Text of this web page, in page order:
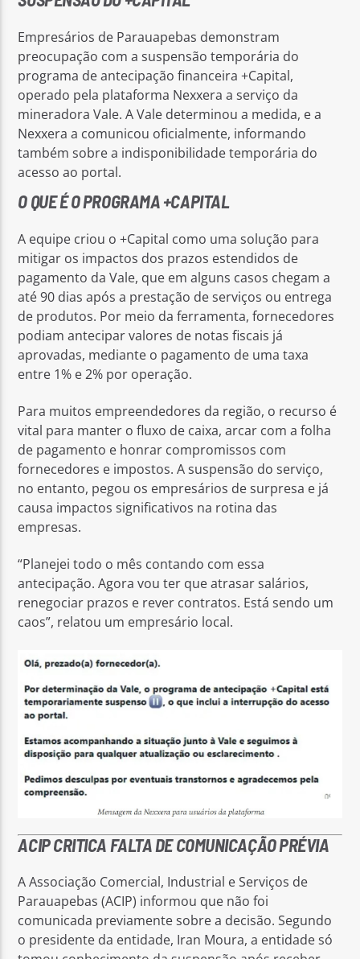
Empresários de Parauapebas demonstram
preocupação com a suspensão temporária do
programa de antecipação financeira +Capital,
operado pela plataforma Nexxera a serviço da
mineradora Vale. A Vale determinou a medida, e a
Nexxera a comunicou oficialmente, informando
também sobre a indisponibilidade temporária do
acesso ao portal.
O QUE É O PROGRAMA +CAPITAL
A equipe criou o +Capital como uma solução para
mitigar os impactos dos prazos estendidos de
pagamento da Vale, que em alguns casos chegam a
até 90 dias após a prestação de serviços ou entrega
de produtos. Por meio da ferramenta, fornecedores
podiam antecipar valores de notas fiscais já
aprovadas, mediante o pagamento de uma taxa
entre 1% e 2% por operação.
Para muitos empreendedores da região, o recurso é
vital para manter o fluxo de caixa, arcar com a folha
de pagamento e honrar compromissos com
fornecedores e impostos. A suspensão do serviço,
no entanto, pegou os empresários de surpresa e já
causa impactos significativos na rotina das
empresas.
“Planejei todo o mês contando com essa
antecipação. Agora vou ter que atrasar salários,
renegociar prazos e rever contratos. Está sendo um
caos”, relatou um empresário local.
ACIP CRITICA FALTA DE COMUNICAÇÃO PRÉVIA
A Associação Comercial, Industrial e Serviços de
Parauapebas (ACIP) informou que não foi
comunicada previamente sobre a decisão. Segundo
o presidente da entidade, Iran Moura, a entidade só